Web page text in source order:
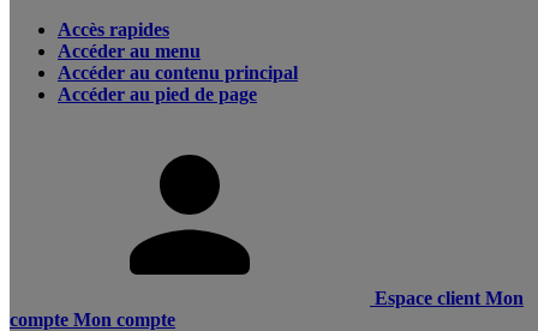
Accès rapides
Accéder au menu
Accéder au contenu principal
Accéder au pied de page
Espace client Mon
compte Mon compte